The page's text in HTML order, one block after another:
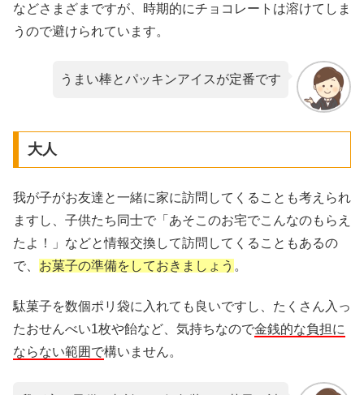
などさまざまですが、時期的にチョコレートは溶けてしま
うので避けられています。
うまい棒とパッキンアイスが定番です
大人
我が子がお友達と一緒に家に訪問してくることも考えられ
ますし、子供たち同士で「あそこのお宅でこんなのもらえ
たよ！」などと情報交換して訪問してくることもあるの
で、 お菓子の準備をしておきましょう 。
駄菓子を数個ポリ袋に入れても良いですし、たくさん入っ
たおせんべい1枚や飴など、気持ちなので金銭的な負担に
ならない範囲で構いません。